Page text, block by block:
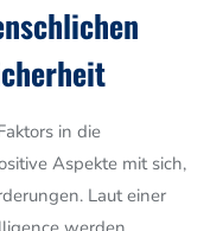
in die
Aspekte mit sich,
Laut einer